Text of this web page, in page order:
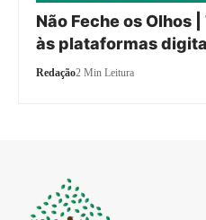
Não Feche os Olhos
às plataformas
Redação2 Min Leitura